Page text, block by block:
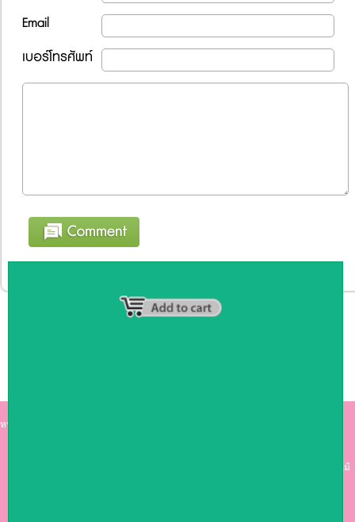
Email
เบอร์โทรศัพท์
หน้าหลัก
คาร์เตอร์ เฟอร์นิเจอร์ ซุ้มไม้